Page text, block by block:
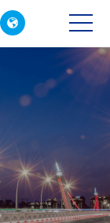

CN